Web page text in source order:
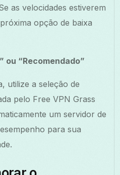
as velocidades estiverem
opção de baixa
ou “Recomendado”
utilize a seleção de
pelo Free VPN Grass
um servidor de
para sua